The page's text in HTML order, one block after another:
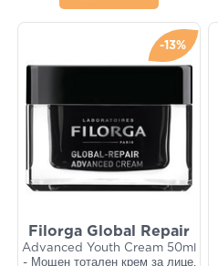
-13%
Filorga Global Repair
Advanced Youth Cream 50ml
- Мощен тотален крем за лице,